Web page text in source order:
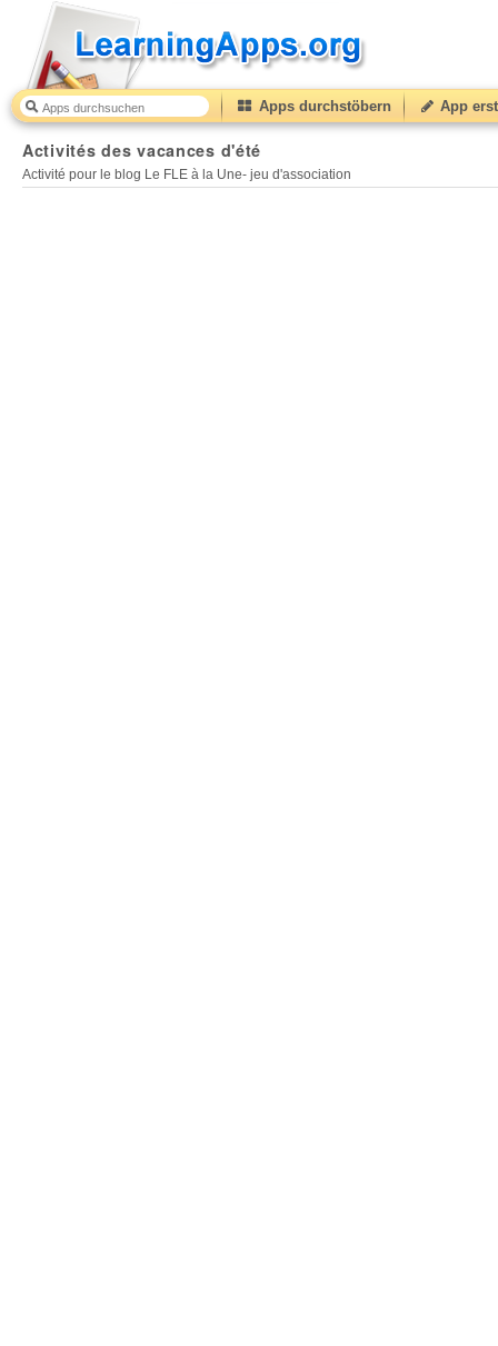
Apps durchstöbern App
Activités des vacances d'été
Activité pour le blog Le FLE à la Une- jeu d'association
Activités des vacances d'été 50(from 10 to50) based